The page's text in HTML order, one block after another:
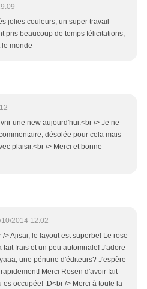
jolies couleurs, un super travail
pris beaucoup de temps félicitations,
le monde
une new aujourd'hui.<br /> Je ne
désolée pour cela mais
plaisir.<br /> Merci et bonne
2014 12:02
> Ajisai, le layout est superbe! Le rose
fait frais et un peu automnale! J'adore
une pénurie d'éditeurs? J'espère
Merci Rosen d'avoir fait
es occupée! :D<br /> Merci à toute la